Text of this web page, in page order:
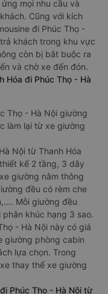
mọi nhu cầu và
Cũng với kích
đi Phúc Thọ -
khách trong khu vực
còn bị bắt buộc ra
và chờ xe đến đón.
Hóa đi Phúc Thọ - Hà
Thọ - Hà Nội giường
làm lại từ xe giường
Nội từ Thanh Hóa
kế 2 tầng, 3 dãy
giường nằm thông
đều có rèm che
Mỗi giường đều
khúc hạng 3 sao.
- Hà Nội này có giá
giường phòng cabin
lựa chọn. Trong
thay thế xe giường
Phúc Thọ - Hà Nội từ